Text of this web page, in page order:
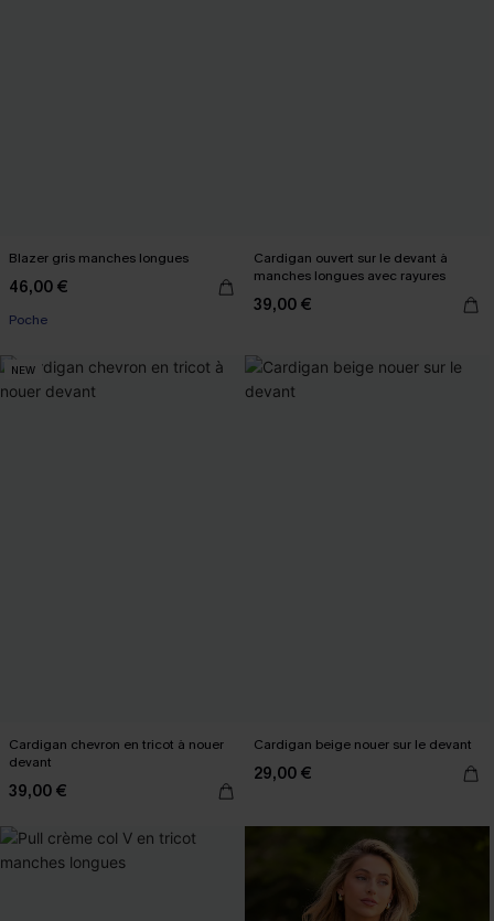
Blazer gris manches longues
46,00 €
Poche
Cardigan ouvert sur le devant à
manches longues avec rayures
39,00 €
NEW
Cardigan chevron en tricot à nouer
devant
39,00 €
Cardigan beige nouer sur le devant
29,00 €